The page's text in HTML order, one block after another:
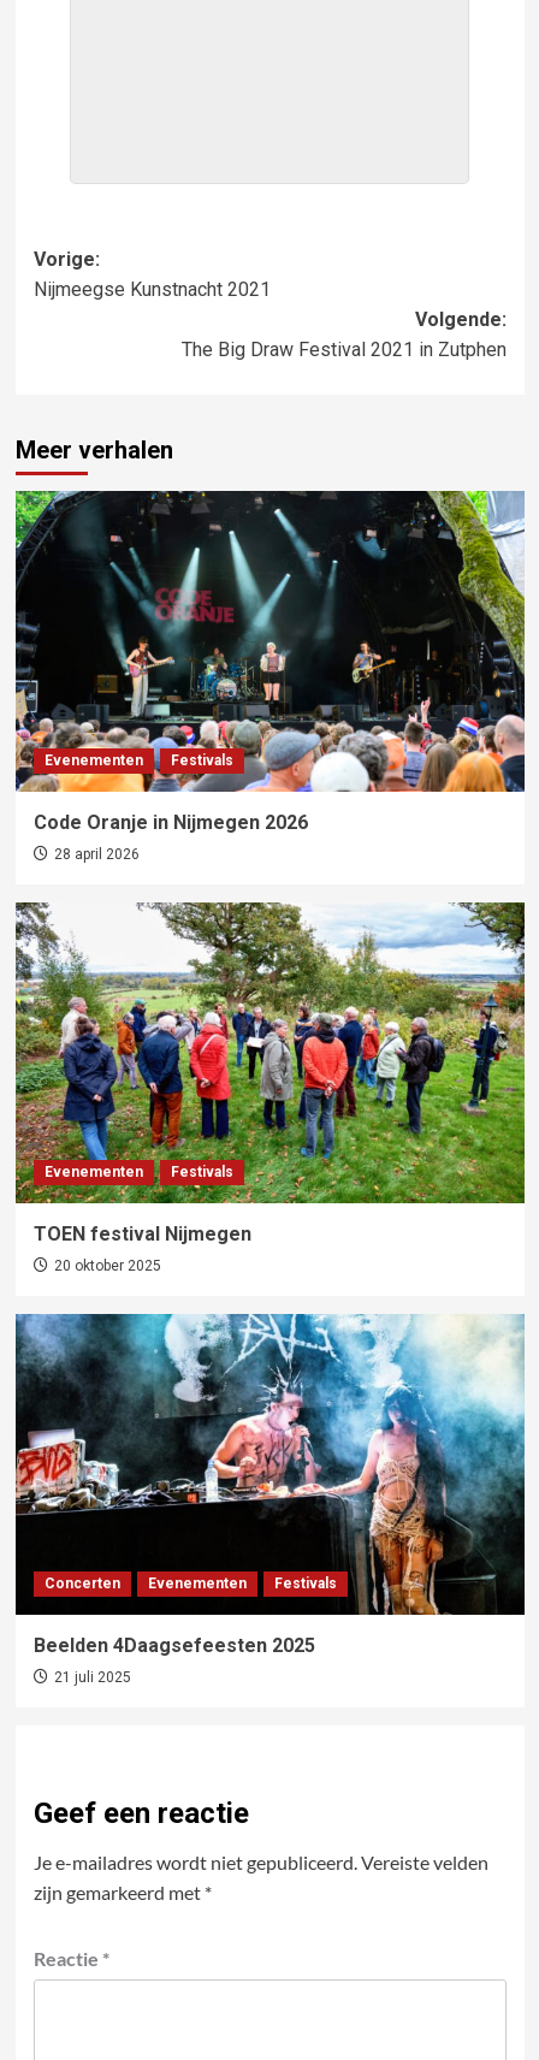
Bericht
navigatie
Vorige:
Nijmeegse Kunstnacht 2021
Volgende:
The Big Draw Festival 2021 in Zutphen
Meer verhalen
Evenementen Festivals
Code Oranje in Nijmegen 2026
28 april 2026
Evenementen Festivals
TOEN festival Nijmegen
20 oktober 2025
Concerten Evenementen Festivals
Beelden 4Daagsefeesten 2025
21 juli 2025
Geef een reactie
Je e-mailadres wordt niet gepubliceerd.Vereiste velden
zijn gemarkeerd met *
Reactie *